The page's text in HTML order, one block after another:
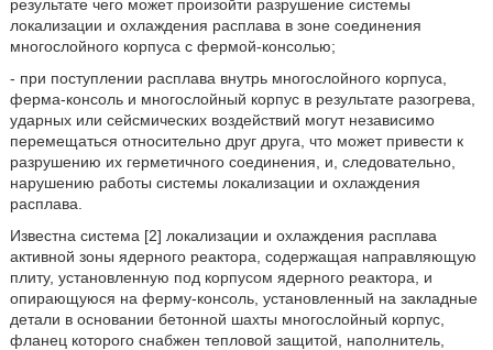
результате чего может произойти разрушение системы
локализации и охлаждения расплава в зоне соединения
многослойного корпуса с фермой-консолью;
- при поступлении расплава внутрь многослойного корпуса,
ферма-консоль и многослойный корпус в результате разогрева,
ударных или сейсмических воздействий могут независимо
перемещаться относительно друг друга, что может привести к
разрушению их герметичного соединения, и, следовательно,
нарушению работы системы локализации и охлаждения
расплава.
Известна система [2] локализации и охлаждения расплава
активной зоны ядерного реактора, содержащая направляющую
плиту, установленную под корпусом ядерного реактора, и
опирающуюся на ферму-консоль, установленный на закладные
детали в основании бетонной шахты многослойный корпус,
фланец которого снабжен тепловой защитой, наполнитель,